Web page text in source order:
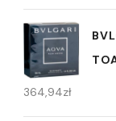
364,94zł